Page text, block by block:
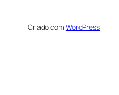
Criado com WordPress